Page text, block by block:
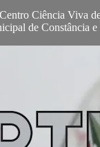
Ciência Viva
de Constância